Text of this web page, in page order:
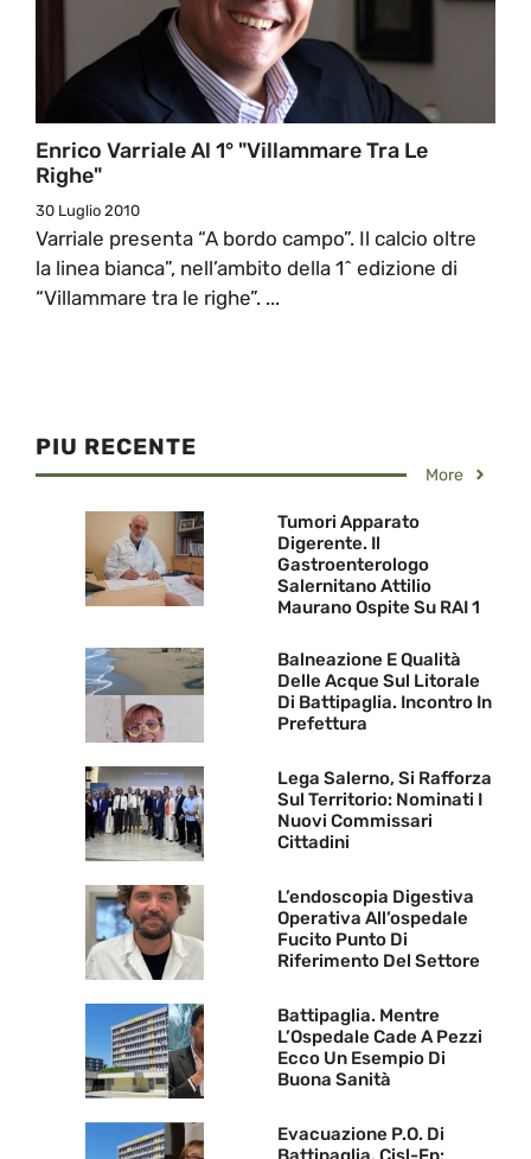
Enrico Varriale Al 1° "Villammare Tra Le
Righe"
30 Luglio 2010
Varriale presenta “A bordo campo”. Il calcio oltre
la linea bianca”, nell’ambito della 1^ edizione di
“Villammare tra le righe”. ...
PIU RECENTE
More
Tumori Apparato
Digerente. Il
Gastroenterologo
Salernitano Attilio
Maurano Ospite Su RAI 1
Balneazione E Qualità
Delle Acque Sul Litorale
Di Battipaglia. Incontro In
Prefettura
Lega Salerno, Si Rafforza
Sul Territorio: Nominati I
Nuovi Commissari
Cittadini
L’endoscopia Digestiva
Operativa All’ospedale
Fucito Punto Di
Riferimento Del Settore
Battipaglia. Mentre
L’Ospedale Cade A Pezzi
Ecco Un Esempio Di
Buona Sanità
Evacuazione P.O. Di